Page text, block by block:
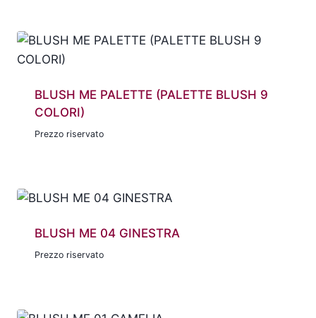
BLUSH ME PALETTE (PALETTE BLUSH 9
COLORI)
Prezzo riservato
BLUSH ME 04 GINESTRA
Prezzo riservato